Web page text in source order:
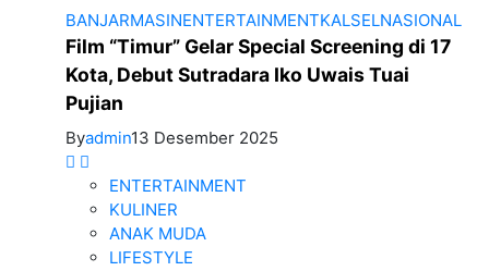
BANJARMASINENTERTAINMENTKALSELNASIONAL
Film “Timur” Gelar Special Screening di 17
Kota, Debut Sutradara Iko Uwais Tuai
Pujian
Byadmin13 Desember 2025
ENTERTAINMENT
KULINER
ANAK MUDA
LIFESTYLE